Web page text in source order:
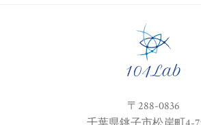
〒288-0836